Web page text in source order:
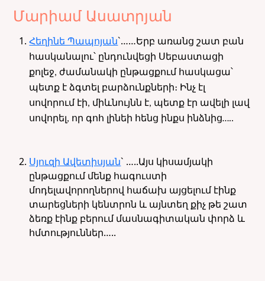
Մարիամ Ասատրյան
Հեղինե Պապոյան`……Երբ առանց շատ բան
հասկանալու՝ ընդունվեցի Սեբաստացի
քոլեջ, ժամանակի ընթացքում հասկացա՝
պետք է ձգտել բարձունքների։ Ինչ էլ
սովորում էի, միևնույնն է, պետք էր ավելի լավ
սովորել, որ գոհ լինեի հենց ինքս ինձնից…..
Սյուզի Ավետիսյան` …..Այս կիսամյակի
ընթացքում մենք հագուստի
մոդելավորողներով հաճախ այցելում էինք
տարեցների կենտրոն և այնտեղ քիչ թե շատ
ձեռք էինք բերում մասնագիտական փորձ և
հմտություններ…..